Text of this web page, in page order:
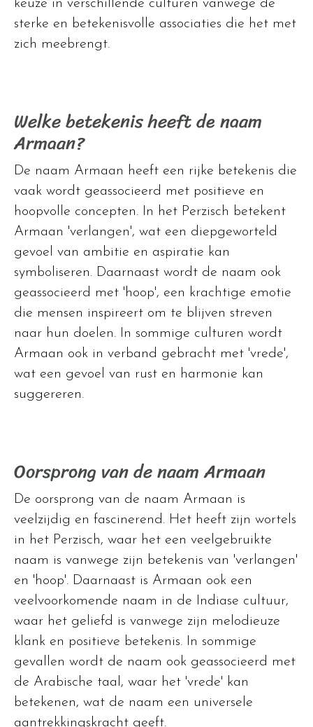
keuze in verschillende culturen vanwege de
sterke en betekenisvolle associaties die het met
zich meebrengt.
Welke betekenis heeft de naam
Armaan?
De naam Armaan heeft een rijke betekenis die
vaak wordt geassocieerd met positieve en
hoopvolle concepten. In het Perzisch betekent
Armaan 'verlangen', wat een diepgeworteld
gevoel van ambitie en aspiratie kan
symboliseren. Daarnaast wordt de naam ook
geassocieerd met 'hoop', een krachtige emotie
die mensen inspireert om te blijven streven
naar hun doelen. In sommige culturen wordt
Armaan ook in verband gebracht met 'vrede',
wat een gevoel van rust en harmonie kan
suggereren.
Oorsprong van de naam Armaan
De oorsprong van de naam Armaan is
veelzijdig en fascinerend. Het heeft zijn wortels
in het Perzisch, waar het een veelgebruikte
naam is vanwege zijn betekenis van 'verlangen'
en 'hoop'. Daarnaast is Armaan ook een
veelvoorkomende naam in de Indiase cultuur,
waar het geliefd is vanwege zijn melodieuze
klank en positieve betekenis. In sommige
gevallen wordt de naam ook geassocieerd met
de Arabische taal, waar het 'vrede' kan
betekenen, wat de naam een universele
aantrekkingskracht geeft.